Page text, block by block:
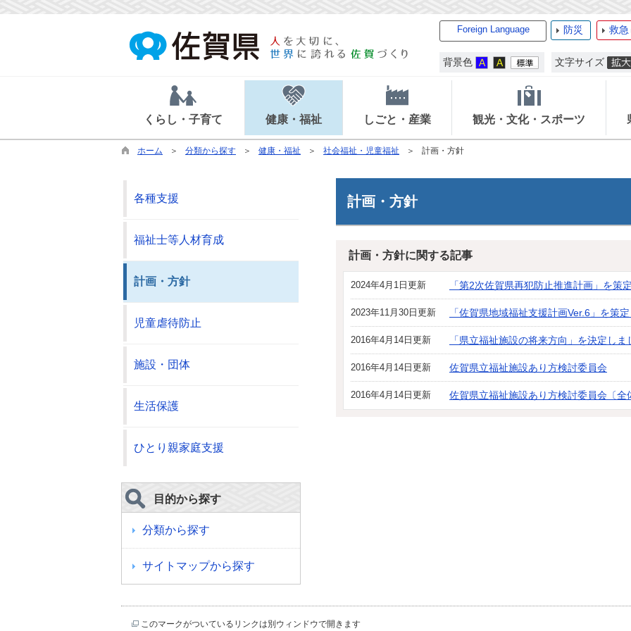
Foreign Language 防災 救急
背景色 文字サイズ
くらし・子育て 健康・福祉 しごと・産業 観光・文化・スポーツ
ホーム 分類から探す 健康・福祉 社会福祉・児童福祉 計画・方針
計画・方針
計画・方針に関する記事
2024年4月1日更新 「第2次佐賀県再犯防止推進計画」を策
2023年11月30日更新 「佐賀県地域福祉支援計画Ver.6」を策
2016年4月14日更新 「県立福祉施設の将来方向」を決定しま
2016年4月14日更新 佐賀県立福祉施設あり方検討委員会
2016年4月14日更新 佐賀県立福祉施設あり方検討委員会〔全
各種支援
福祉士等人材育成
計画・方針
児童虐待防止
施設・団体
生活保護
ひとり親家庭支援
目的から探す
分類から探す
サイトマップから探す
このマークがついているリンクは別ウィンドウで開きます